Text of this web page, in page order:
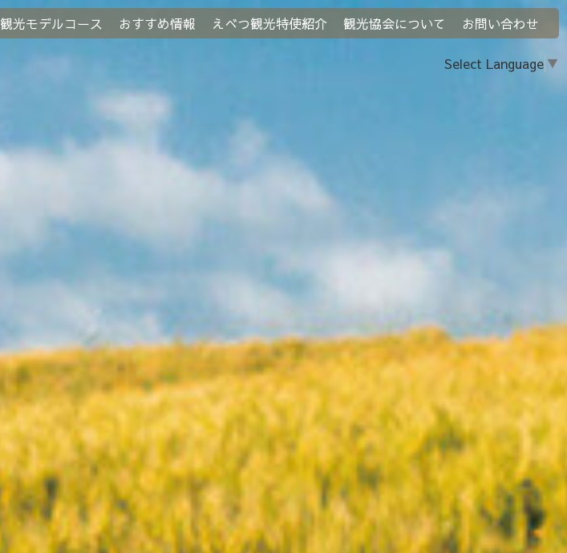
観光モデルコース おすすめ情報 えべつ観光特使紹介 観光協会について お問い合わせ
Select Language ▼